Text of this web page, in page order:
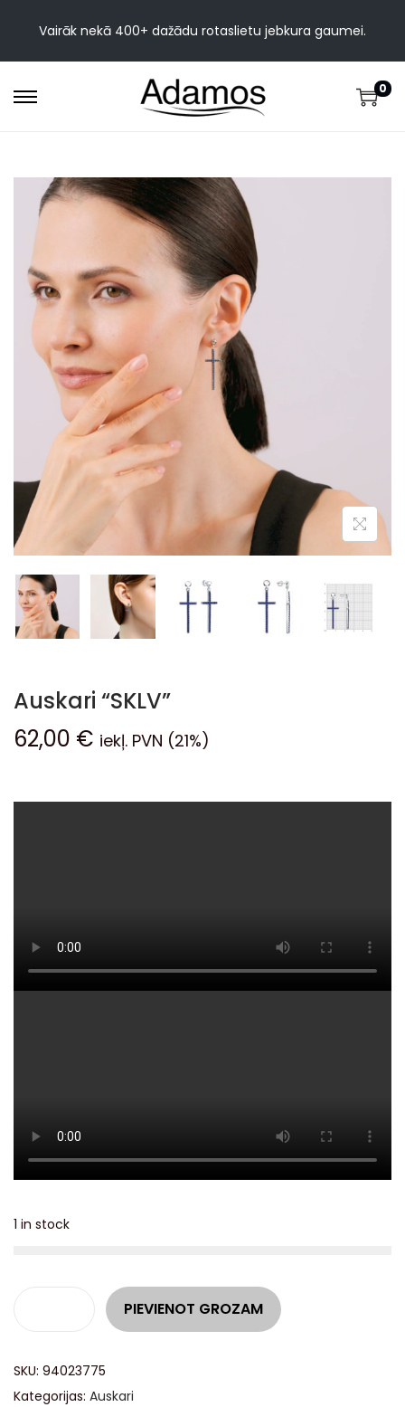
Vairāk nekā 400+ dažādu rotaslietu jebkura gaumei.
0
Auskari “SKLV”
62,00 € iekļ. PVN (21%)
1 in stock
PIEVIENOT GROZAM
SKU: 94023775
Kategorijas: Auskari